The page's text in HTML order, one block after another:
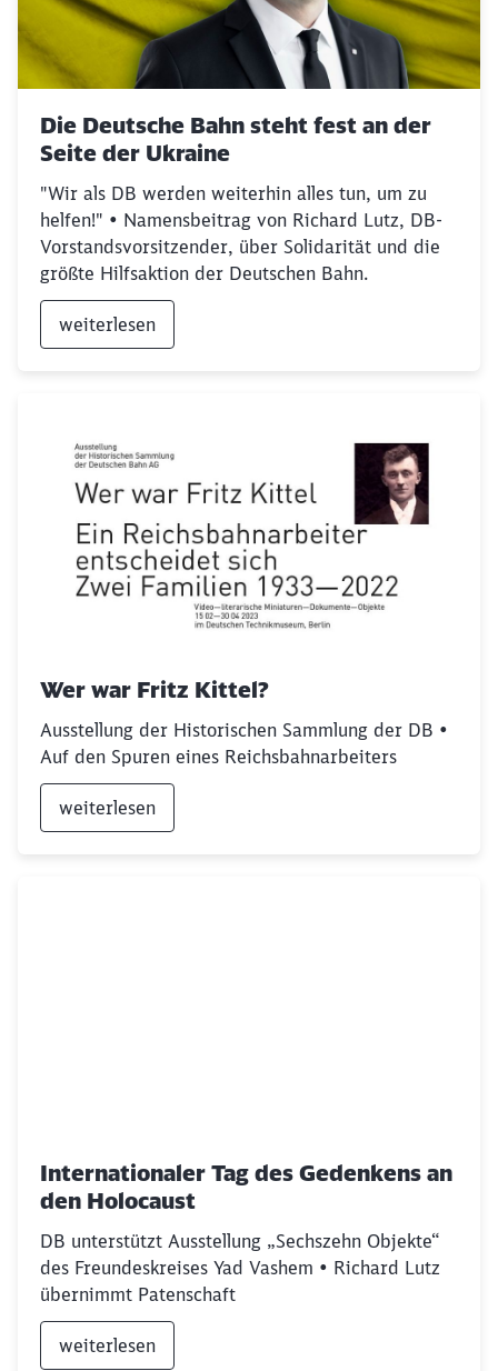
Die Deutsche Bahn steht fest an der
Seite der Ukraine
"Wir als DB werden weiterhin alles tun, um zu
helfen!" • Namensbeitrag von Richard Lutz, DB-
Vorstandsvorsitzender, über Solidarität und die
größte Hilfsaktion der Deutschen Bahn.
weiterlesen
Wer war Fritz Kittel?
Ausstellung der Historischen Sammlung der DB •
Auf den Spuren eines Reichsbahnarbeiters
weiterlesen
Internationaler Tag des Gedenkens an
den Holocaust
DB unterstützt Ausstellung „Sechszehn Objekte“
des Freundeskreises Yad Vashem • Richard Lutz
übernimmt Patenschaft
weiterlesen
Möchten Sie zu
werden?